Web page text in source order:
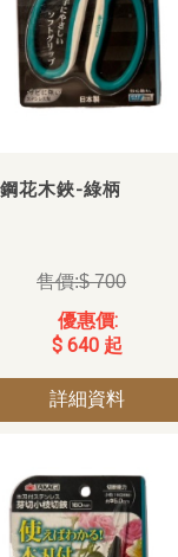
花木鋏-綠柄
$ 700
$ 640 起
詳細資料